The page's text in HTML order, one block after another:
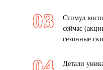
Стимул
сейчас
сезонные
Детали